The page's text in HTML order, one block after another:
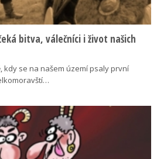
bitva, válečníci i život našich
kdy se na našem území psaly první